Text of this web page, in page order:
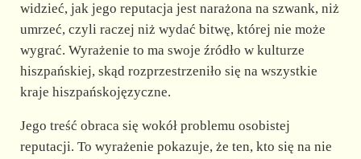
widzieć, jak jego reputacja jest narażona na szwank, niż
umrzeć, czyli raczej niż wydać bitwę, której nie może
wygrać. Wyrażenie to ma swoje źródło w kulturze
hiszpańskiej, skąd rozprzestrzeniło się na wszystkie
kraje hiszpańskojęzyczne.
Jego treść obraca się wokół problemu osobistej
reputacji. To wyrażenie pokazuje, że ten, kto się na nie